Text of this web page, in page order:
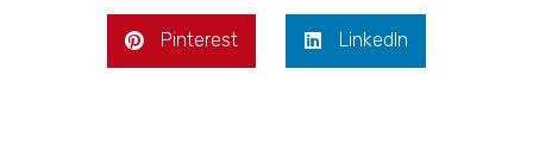
Pinterest LinkedIn